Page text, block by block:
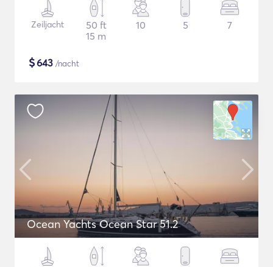
Zeiljacht
50 ft
15 m
10 5 7
$643 /nacht
Ocean Yachts Ocean Star 51.2